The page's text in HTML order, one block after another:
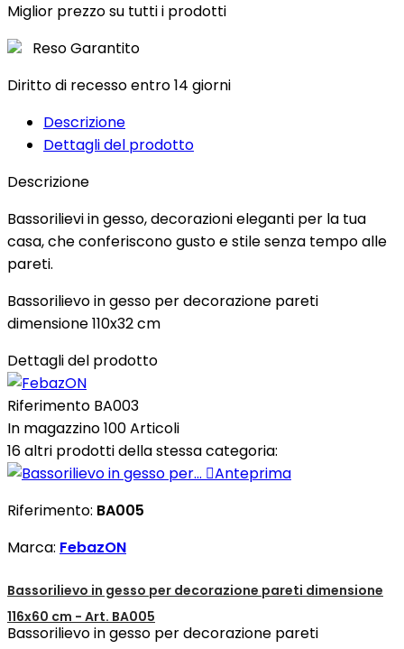
Miglior prezzo su tutti i prodotti
Reso Garantito
Diritto di recesso entro 14 giorni
Descrizione
Dettagli del prodotto
Descrizione
Bassorilievi in gesso, decorazioni eleganti per la tua
casa, che conferiscono gusto e stile senza tempo alle
pareti.
Bassorilievo in gesso per decorazione pareti
dimensione 110x32 cm
Dettagli del prodotto
Riferimento BA003
In magazzino100 Articoli
16 altri prodotti della stessa categoria:
Anteprima
Riferimento: BA005
Marca: FebazON
Bassorilievo in gesso per decorazione pareti dimensione
116x60 cm - Art. BA005
Bassorilievo in gesso per decorazione pareti